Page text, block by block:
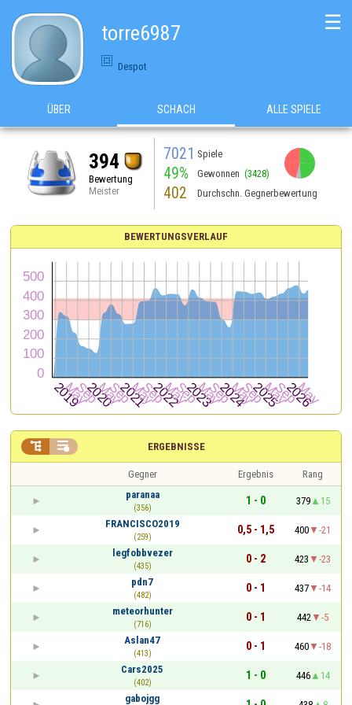
torre6987
Despot
☰
ÜBER SCHACH ALLE SPIELE
394
Bewertung
Meister
7021 Spiele
49% Gewonnen (3428)
402 Durchschn. Gegnerbewertung
BEWERTUNGSVERLAUF
ERGEBNISSE
 
Gegner Ergebnis
Rang
paranaa
(356)
1 - 0 379
15
FRANCISCO2019
(259)
0,5 - 1,5 400
-21
legfobbvezer
(435)
0 - 2 423
-23
pdn7
(482)
0 - 1 437
-14
meteorhunter
(716)
0 - 1 442
-5
Aslan47
(413)
0 - 1 460
-18
Cars2025
(402)
1 - 0 446
14
gabojgg